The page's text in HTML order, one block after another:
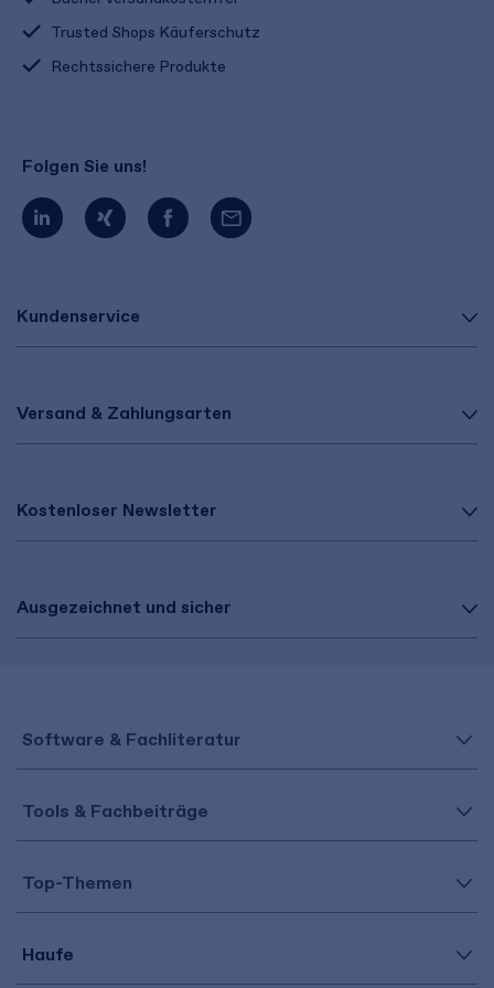
Kundenservice
Versand & Zahlungsarten
Kostenloser Newsletter
Ausgezeichnet und sicher
Trusted Shops Käuferschutz
Rechtssichere Produkte
Folgen Sie uns!
Software & Fachliteratur
Tools & Fachbeiträge
Top-Themen
Haufe